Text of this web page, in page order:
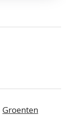
Groenten